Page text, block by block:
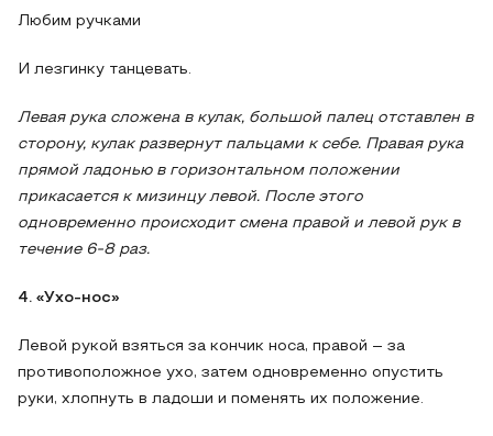
Любим ручками
И лезгинку танцевать.
Левая рука сложена в кулак, большой палец отставлен в
сторону, кулак развернут пальцами к себе. Правая рука
прямой ладонью в горизонтальном положении
прикасается к мизинцу левой. После этого
одновременно происходит смена правой и левой рук в
течение 6-8 раз.
4. «Ухо-нос»
Левой рукой взяться за кончик носа, правой – за
противоположное ухо, затем одновременно опустить
руки, хлопнуть в ладоши и поменять их положение.